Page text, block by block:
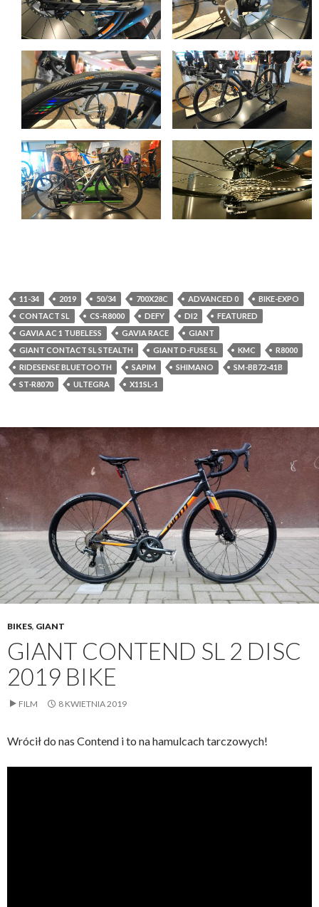
11-34 2019 50/34 700X28C ADVANCED 0
BIKE-EXPO
CONTACT SL
CS-R8000 DEFY DI2
FEATURED
GAVIA AC 1 TUBELESS
GAVIA RACE
GIANT
GIANT CONTACT SL STEALTH
GIANT D-FUSE SL KMC
R8000
RIDESENSE BLUETOOTH
SAPIM SHIMANO
SM-BB72-41B
ST-R8070
ULTEGRA X11SL-1
BIKES, GIANT
GIANT CONTEND SL 2 DISC
2019 BIKE
FILM 8 KWIETNIA 2019
Wrócił do nas Contend i to na hamulcach tarczowych!